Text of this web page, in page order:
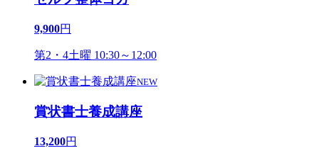
9,900円
第2・4土曜 10:30～12:00
NEW
賞状書士養成講座
13,200円